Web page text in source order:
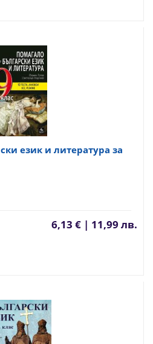
език и литература за
6,13 € | 11,99 лв.